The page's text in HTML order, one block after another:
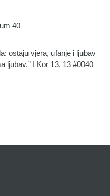
ostaju vjera, ufanje i ljubav
ljubav.” I Kor 13, 13 #0040